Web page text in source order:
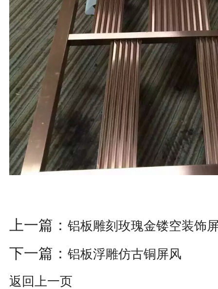
上一篇： 铝板雕刻玫瑰金镂空装饰
下一篇： 铝板浮雕仿古铜屏风
返回上一页